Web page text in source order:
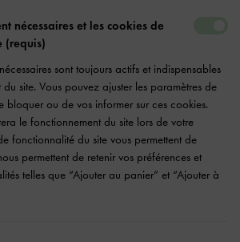
nécessaires et les cookies de
(requis)
sont toujours actifs et indispensables
site. Vous pouvez ajuster les paramètres de
bloquer ou de vos informer sur ces cookies.
le fonctionnement du site lors de votre
fonctionnalité du site vous permettent de
permettent de retenir vos préférences et
telles que “Ajouter au panier” et “Ajouter à